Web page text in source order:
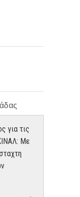
για τις
Με